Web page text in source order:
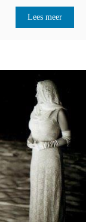
Lees meer